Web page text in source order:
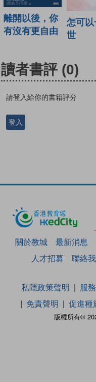
離開以後，你
有沒有更自由
怎可
世
讀者書評 (0)
請登入給你的書籍評分
登入
關於教城 最新消息
人才招募
聯絡
版權所有©
私隱政策聲明 服
免責聲明
促進種